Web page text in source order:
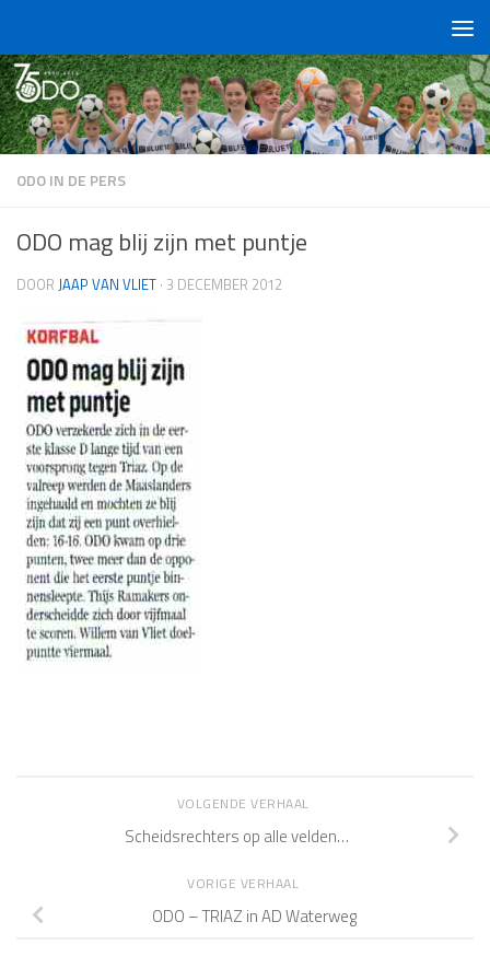
ODO IN DE PERS
ODO mag blij zijn met puntje
DOOR JAAP VAN VLIET · 3 DECEMBER 2012
VOLGENDE VERHAAL
Scheidsrechters op alle velden…
VORIGE VERHAAL
ODO – TRIAZ in AD Waterweg